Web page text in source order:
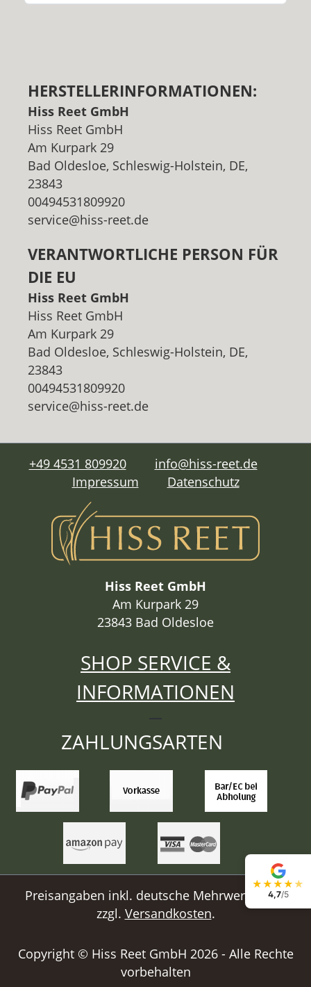
HERSTELLERINFORMATIONEN:
Hiss Reet GmbH
Hiss Reet GmbH
Am Kurpark 29
Bad Oldesloe, Schleswig-Holstein, DE,
23843
00494531809920
service@hiss-reet.de
VERANTWORTLICHE PERSON FÜR
DIE EU
Hiss Reet GmbH
Hiss Reet GmbH
Am Kurpark 29
Bad Oldesloe, Schleswig-Holstein, DE,
23843
00494531809920
service@hiss-reet.de
+49 4531 809920
info@hiss-reet.de
Impressum
Datenschutz
Hiss Reet GmbH
Am Kurpark 29
23843 Bad Oldesloe
SHOP SERVICE &
INFORMATIONEN
ZAHLUNGSARTEN
Preisangaben inkl. deutsche Mehrwertsteuer
zzgl. Versandkosten.
Copyright © Hiss Reet GmbH 2026 - Alle Rechte
vorbehalten
★★★★★
4,7/5